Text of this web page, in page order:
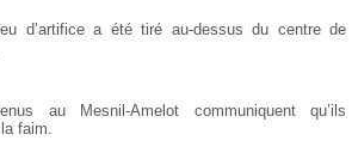
d’artifice a été tiré au-dessus du centre de
au Mesnil-Amelot communiquent qu’ils
faim.